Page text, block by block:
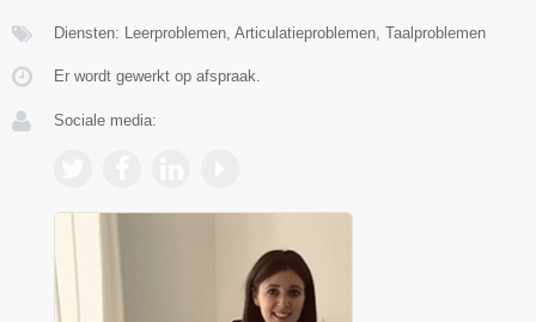
Diensten: Leerproblemen, Articulatieproblemen, Taalproblemen
Er wordt gewerkt op afspraak.
Sociale media: